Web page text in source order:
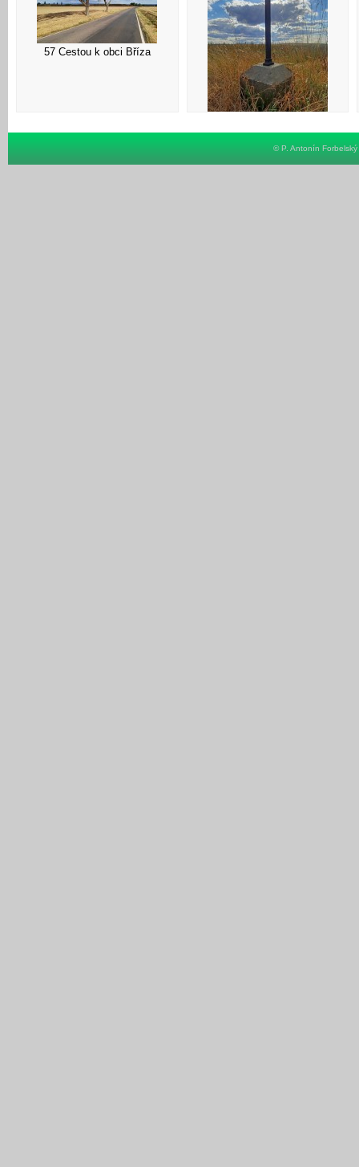
57 Cestou k obci Bříza
© P. Antonín